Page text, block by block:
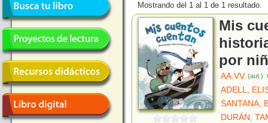
Mostrando del 1 al 1 de 1 resultado.
Mis
por
AA.VV. (aut.)
ADELL,
SANTANA,
DURÁN,